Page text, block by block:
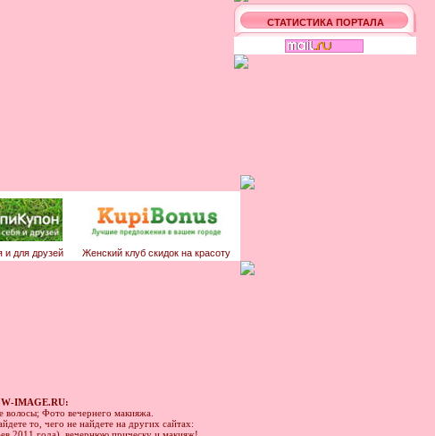
СТАТИСТИКА ПОРТАЛА
и для друзей Женский клуб скидок на красоту
IMAGE.RU:
Фото вечернего макияжа.
то, чего не найдете на других сайтах: